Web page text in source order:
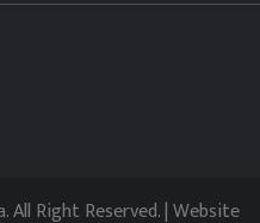
Right Reserved. | Website